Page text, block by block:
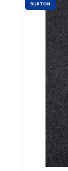
BURTON